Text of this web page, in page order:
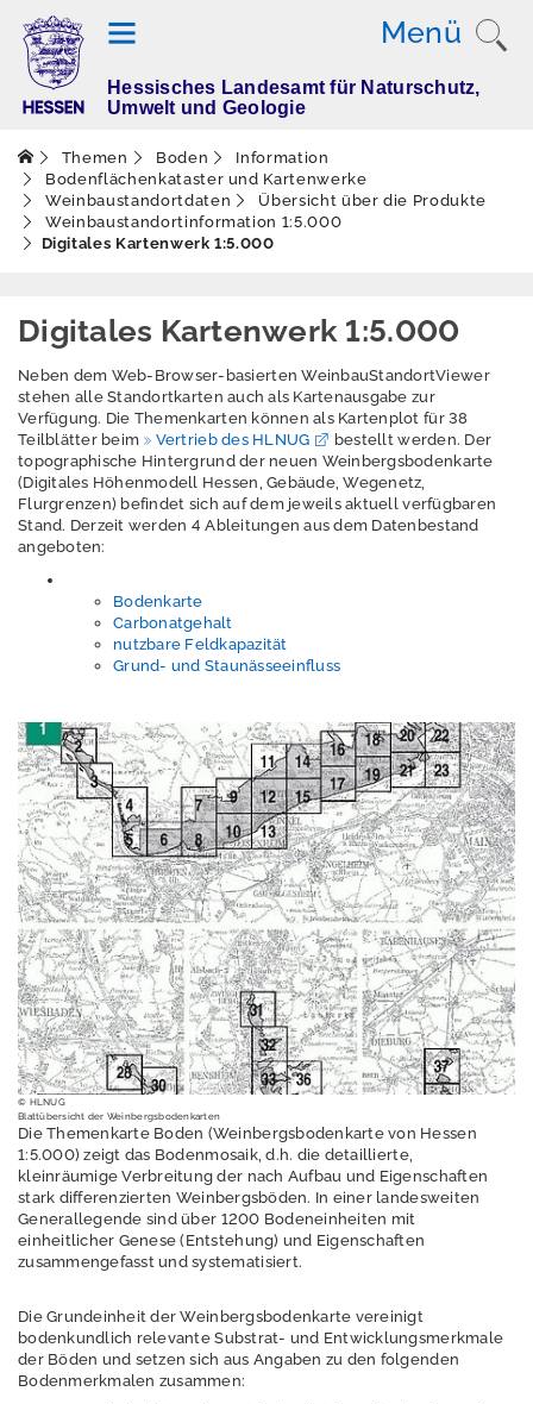
Menü
T
e
m
e
n
Altlasten
Boden
Aktuelles
Erleben
Erhebung
Information
Fachinformationssy
stem (FISBO)
Bodenzustandskata
ster
Bodenflächenkatas
ter und
Kartenwerke
BFD5L
BFD25
BFD50
BÜK200
BÜK500
Weinbaustandortda
Historie
Hessisches Landesamt für Naturschutz,
Umwelt und Geologie
Themen Boden
Information
Bodenflächenkataster und Kartenwerke
Weinbaustandortdaten
Übersicht über die Produkte
Weinbaustandortinformation 1:5.000
Digitales Kartenwerk 1:5.000
Digitales Kartenwerk 1:5.000
Neben dem Web-Browser-basierten WeinbauStandortViewer
stehen alle Standortkarten auch als Kartenausgabe zur
Verfügung. Die Themenkarten können als Kartenplot für 38
Teilblätter beim
Vertrieb des HLNUG
bestellt werden. Der
topographische Hintergrund der neuen Weinbergsbodenkarte
(Digitales Höhenmodell Hessen, Gebäude, Wegenetz,
Flurgrenzen) befindet sich auf dem jeweils aktuell verfügbaren
Stand. Derzeit werden 4 Ableitungen aus dem Datenbestand
angeboten:
Bodenkarte
Carbonatgehalt
nutzbare Feldkapazität
Grund- und Staunässeeinfluss
© HLNUG
Blattübersicht der Weinbergsbodenkarten
Die Themenkarte Boden (Weinbergsbodenkarte von Hessen
1:5.000) zeigt das Bodenmosaik, d.h. die detaillierte,
kleinräumige Verbreitung der nach Aufbau und Eigenschaften
stark differenzierten Weinbergsböden. In einer landesweiten
Generallegende sind über 1200 Bodeneinheiten mit
einheitlicher Genese (Entstehung) und Eigenschaften
zusammengefasst und systematisiert.
Die Grundeinheit der Weinbergsbodenkarte vereinigt
bodenkundlich relevante Substrat- und Entwicklungsmerkmale
der Böden und setzen sich aus Angaben zu den folgenden
Bodenmerkmalen zusammen: